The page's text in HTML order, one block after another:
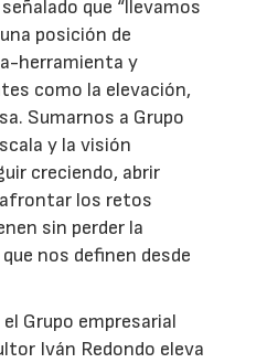
que “llevamos
posición de
herramienta y
como la elevación,
Sumarnos a Grupo
y la visión
creciendo, abrir
los retos
sin perder la
nos definen desde
Grupo empresarial
Iván Redondo eleva